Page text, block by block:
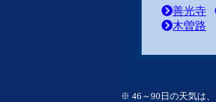
善光寺
木曽路
※ 46～90日の天気は